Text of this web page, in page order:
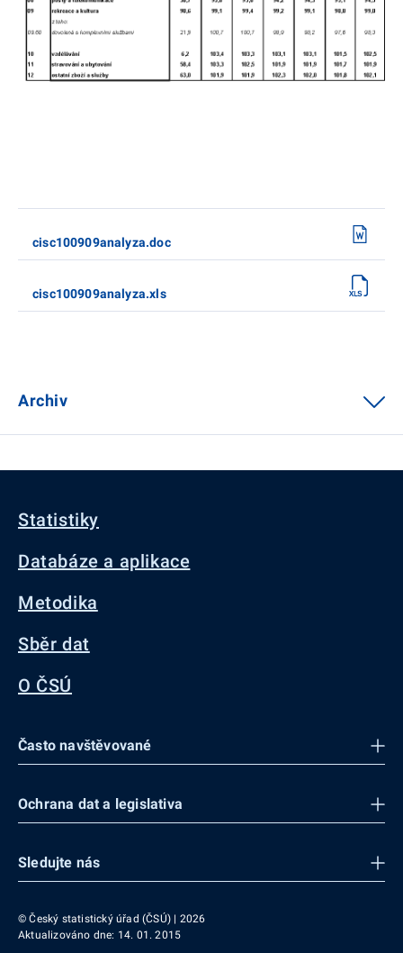
cisc100909analyza.doc
cisc100909analyza.xls
Archiv
Statistiky
Databáze a aplikace
Metodika
Sběr dat
O ČSÚ
Často navštěvované
Ochrana dat a legislativa
Sledujte nás
© Český statistický úřad (ČSÚ) | 2026
Aktualizováno dne: 14. 01. 2015